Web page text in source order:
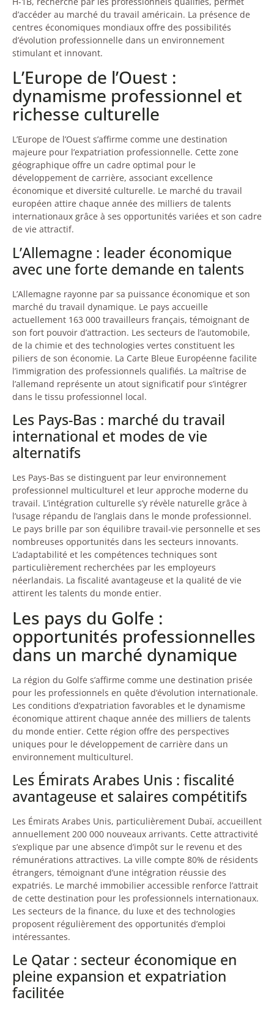
d’accéder au marché du travail américain. La présence de
centres économiques mondiaux offre des possibilités
d’évolution professionnelle dans un environnement
stimulant et innovant.
L’Europe de l’Ouest :
dynamisme professionnel et
richesse culturelle
L’Europe de l’Ouest s’affirme comme une destination
majeure pour l’expatriation professionnelle. Cette zone
géographique offre un cadre optimal pour le
développement de carrière, associant excellence
économique et diversité culturelle. Le marché du travail
européen attire chaque année des milliers de talents
internationaux grâce à ses opportunités variées et son cadre
de vie attractif.
L’Allemagne : leader économique
avec une forte demande en talents
L’Allemagne rayonne par sa puissance économique et son
marché du travail dynamique. Le pays accueille
actuellement 163 000 travailleurs français, témoignant de
son fort pouvoir d’attraction. Les secteurs de l’automobile,
de la chimie et des technologies vertes constituent les
piliers de son économie. La Carte Bleue Européenne facilite
l’immigration des professionnels qualifiés. La maîtrise de
l’allemand représente un atout significatif pour s’intégrer
dans le tissu professionnel local.
Les Pays-Bas : marché du travail
international et modes de vie
alternatifs
Les Pays-Bas se distinguent par leur environnement
professionnel multiculturel et leur approche moderne du
travail. L’intégration culturelle s’y révèle naturelle grâce à
l’usage répandu de l’anglais dans le monde professionnel.
Le pays brille par son équilibre travail-vie personnelle et ses
nombreuses opportunités dans les secteurs innovants.
L’adaptabilité et les compétences techniques sont
particulièrement recherchées par les employeurs
néerlandais. La fiscalité avantageuse et la qualité de vie
attirent les talents du monde entier.
Les pays du Golfe :
opportunités professionnelles
dans un marché dynamique
La région du Golfe s’affirme comme une destination prisée
pour les professionnels en quête d’évolution internationale.
Les conditions d’expatriation favorables et le dynamisme
économique attirent chaque année des milliers de talents
du monde entier. Cette région offre des perspectives
uniques pour le développement de carrière dans un
environnement multiculturel.
Les Émirats Arabes Unis : fiscalité
avantageuse et salaires compétitifs
Les Émirats Arabes Unis, particulièrement Dubaï, accueillent
annuellement 200 000 nouveaux arrivants. Cette attractivité
s’explique par une absence d’impôt sur le revenu et des
rémunérations attractives. La ville compte 80% de résidents
étrangers, témoignant d’une intégration réussie des
expatriés. Le marché immobilier accessible renforce l’attrait
de cette destination pour les professionnels internationaux.
Les secteurs de la finance, du luxe et des technologies
proposent régulièrement des opportunités d’emploi
intéressantes.
Le Qatar : secteur économique en
pleine expansion et expatriation
facilitée